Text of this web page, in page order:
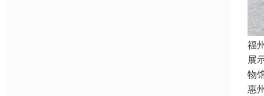
福
展
物
惠